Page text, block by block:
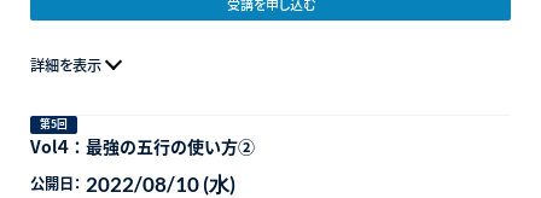
詳細を表示
第5回
Vol４ ： 最強の五行の使い方②
公開日： 2022/08/10 (水)